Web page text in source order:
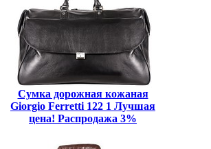
Сумка дорожная кожаная
Giorgio Ferretti 122 1 Лучшая
цена! Распродажа 3%